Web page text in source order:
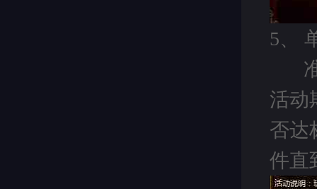
5、
活动
否达
件直